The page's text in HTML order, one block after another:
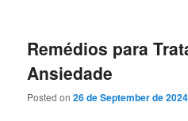
Remédios para
Ansiedade
Posted on26 de September de 2024